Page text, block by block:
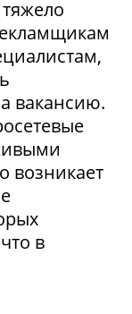
вакансию.
возникает
в